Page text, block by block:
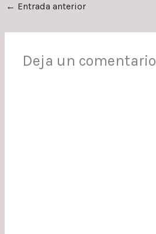
← Entrada anterior
Deja un comentario